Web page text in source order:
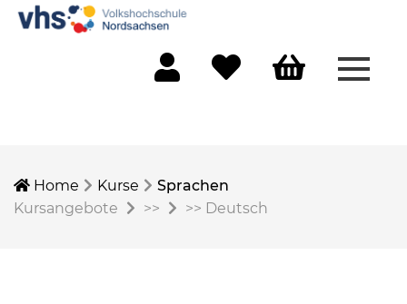
Home Kurse
Sprachen
Kursangebote
>> >> Deutsch